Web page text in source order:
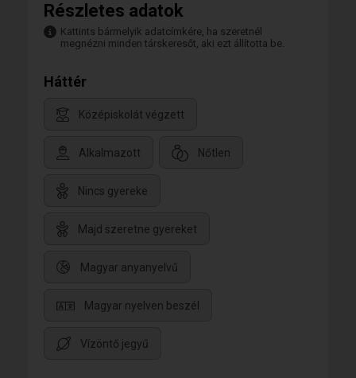
Részletes adatok
Kattints bármelyik adatcímkére, ha szeretnél
megnézni minden társkeresőt, aki ezt állította be.
Háttér
Középiskolát végzett
Alkalmazott Nőtlen
Nincs gyereke
Majd szeretne gyereket
Magyar anyanyelvű
Magyar nyelven beszél
Vízöntő jegyű